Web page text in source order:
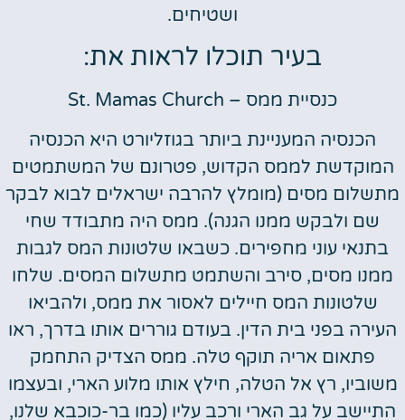
ושטיחים.
בעיר תוכלו לראות את:
כנסיית ממס – St. Mamas Church
הכנסיה המעניינת ביותר בגוזליורט היא הכנסיה
המוקדשת לממס הקדוש, פטרונם של המשתמטים
מתשלום מסים (מומלץ להרבה ישראלים לבוא לבקר
שם ולבקש ממנו הגנה). ממס היה מתבודד שחי
בתנאי עוני מחפירים. כשבאו שלטונות המס לגבות
ממנו מסים, סירב והשתמט מתשלום המסים. שלחו
שלטונות המס חיילים לאסור את ממס, ולהביאו
העירה בפני בית הדין. בעודם גוררים אותו בדרך, ראו
פתאום אריה תוקף טלה. ממס הצדיק התחמק
משוביו, רץ אל הטלה, חילץ אותו מלוע הארי, ובעצמו
התיישב על גב הארי ורכב עליו (כמו בר-כוכבא שלנו,